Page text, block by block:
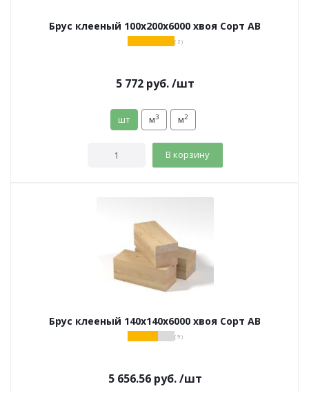
Брус клееный 100х200х6000 хвоя Сорт АВ
( 2 )
5 772руб. /шт
шт м3 м2
В корзину
Брус клееный 140х140х6000 хвоя Сорт АВ
( 9 )
5 656.56руб. /шт